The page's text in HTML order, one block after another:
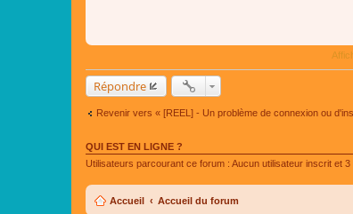
Répondre
Revenir vers « [REEL] - Un problème de connexion ou
QUI EST EN LIGNE ?
Utilisateurs parcourant ce forum : Aucun utilisateur inscrit et 3
Accueil Accueil du forum